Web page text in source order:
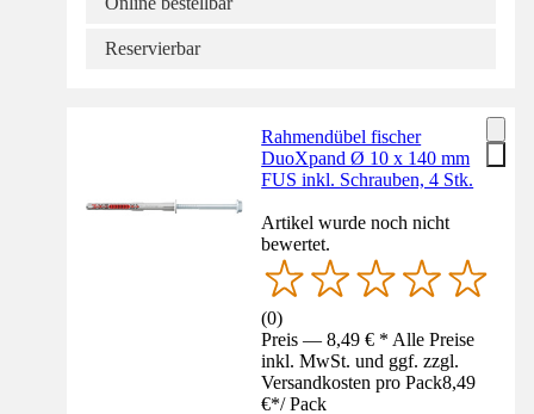
Reservierbar
Rahmendübel fischer
DuoXpand Ø 10 x 140 mm
FUS inkl. Schrauben, 4 Stk.
Artikel wurde noch nicht
bewertet.
(0)
Preis — 8,49 € * Alle Preise
inkl. MwSt. und ggf. zzgl.
Versandkosten pro Pack8,49
€*/ Pack